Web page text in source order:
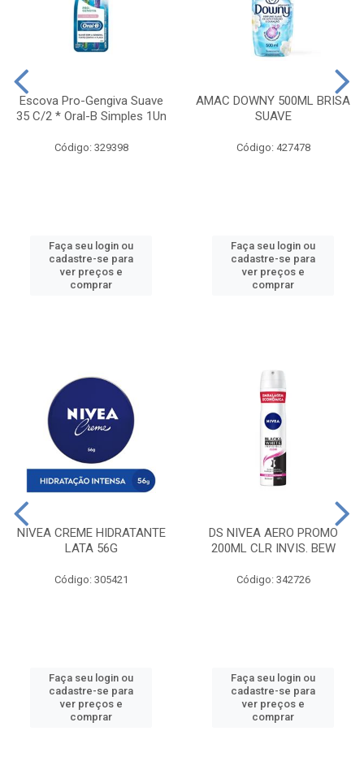
Escova Pro-Gengiva Suave
35 C/2 * Oral-B Simples 1Un
Código: 329398
Faça seu login ou
cadastre-se para
ver preços e
comprar
AMAC DOWNY 500ML BRISA
SUAVE
Código: 427478
Faça seu login ou
cadastre-se para
ver preços e
comprar
NIVEA CREME HIDRATANTE
LATA 56G
Código: 305421
Faça seu login ou
cadastre-se para
ver preços e
comprar
DS NIVEA AERO PROMO
200ML CLR INVIS. BEW
Código: 342726
Faça seu login ou
cadastre-se para
ver preços e
comprar